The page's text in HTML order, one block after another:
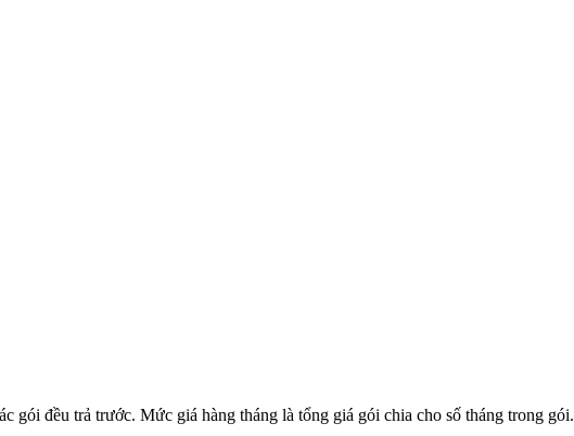
gói đều trả trước. Mức giá hàng tháng là tổng giá gói chia cho số tháng trong gói.